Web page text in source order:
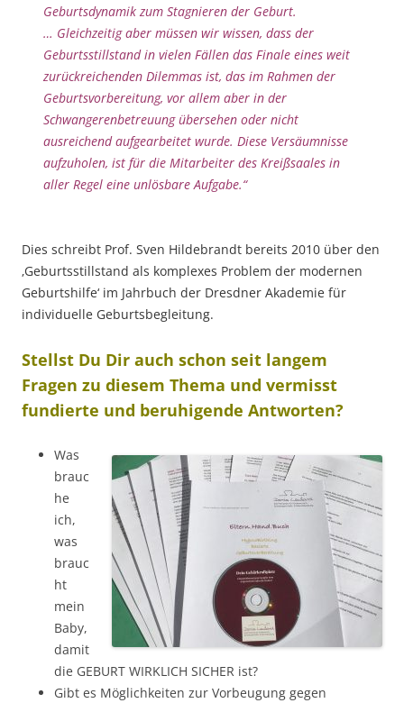
Geburtsdynamik zum Stagnieren der Geburt.
… Gleichzeitig aber müssen wir wissen, dass der
Geburtsstillstand in vielen Fällen das Finale eines weit
zurückreichenden Dilemmas ist, das im Rahmen der
Geburtsvorbereitung, vor allem aber in der
Schwangerenbetreuung übersehen oder nicht
ausreichend aufgearbeitet wurde. Diese Versäumnisse
aufzuholen, ist für die Mitarbeiter des Kreißsaales in
aller Regel eine unlösbare Aufgabe.“
Dies schreibt Prof. Sven Hildebrandt bereits 2010 über den
‚Geburtsstillstand als komplexes Problem der modernen
Geburtshilfe‘ im Jahrbuch der Dresdner Akademie für
individuelle Geburtsbegleitung.
Stellst Du Dir auch schon seit langem
Fragen zu diesem Thema und vermisst
fundierte und beruhigende Antworten?
Was
brauc
he
ich,
was
brauc
ht
mein
Baby,
damit
die GEBURT WIRKLICH SICHER ist?
Gibt es Möglichkeiten zur Vorbeugung gegen